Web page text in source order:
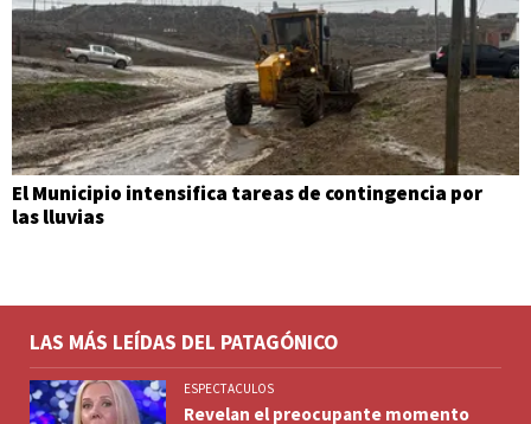
El Municipio intensifica tareas de contingencia por
las lluvias
LAS MÁS LEÍDAS DEL PATAGÓNICO
ESPECTACULOS
Revelan el preocupante momento